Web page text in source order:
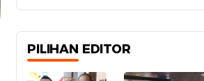
PILIHAN EDITOR